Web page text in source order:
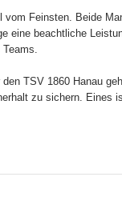
vom Feinsten. Beide
eine beachtliche
TSV 1860 Hanau
zu sichern. Eines